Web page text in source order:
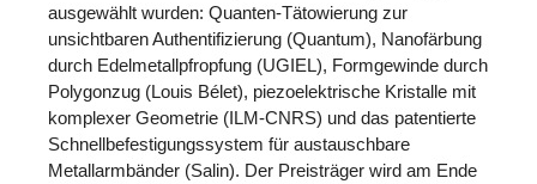
ausgewählt wurden: Quanten-Tätowierung zur
unsichtbaren Authentifizierung (Quantum), Nanofärbung
durch Edelmetallpfropfung (UGIEL), Formgewinde durch
Polygonzug (Louis Bélet), piezoelektrische Kristalle mit
komplexer Geometrie (ILM-CNRS) und das patentierte
Schnellbefestigungssystem für austauschbare
Metallarmbänder (Salin). Der Preisträger wird am Ende